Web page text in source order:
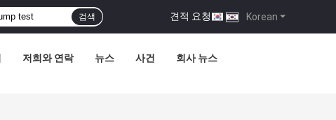
Korean
견적 요청 |
검색
저희와 연락 뉴스 사건 회사 뉴스